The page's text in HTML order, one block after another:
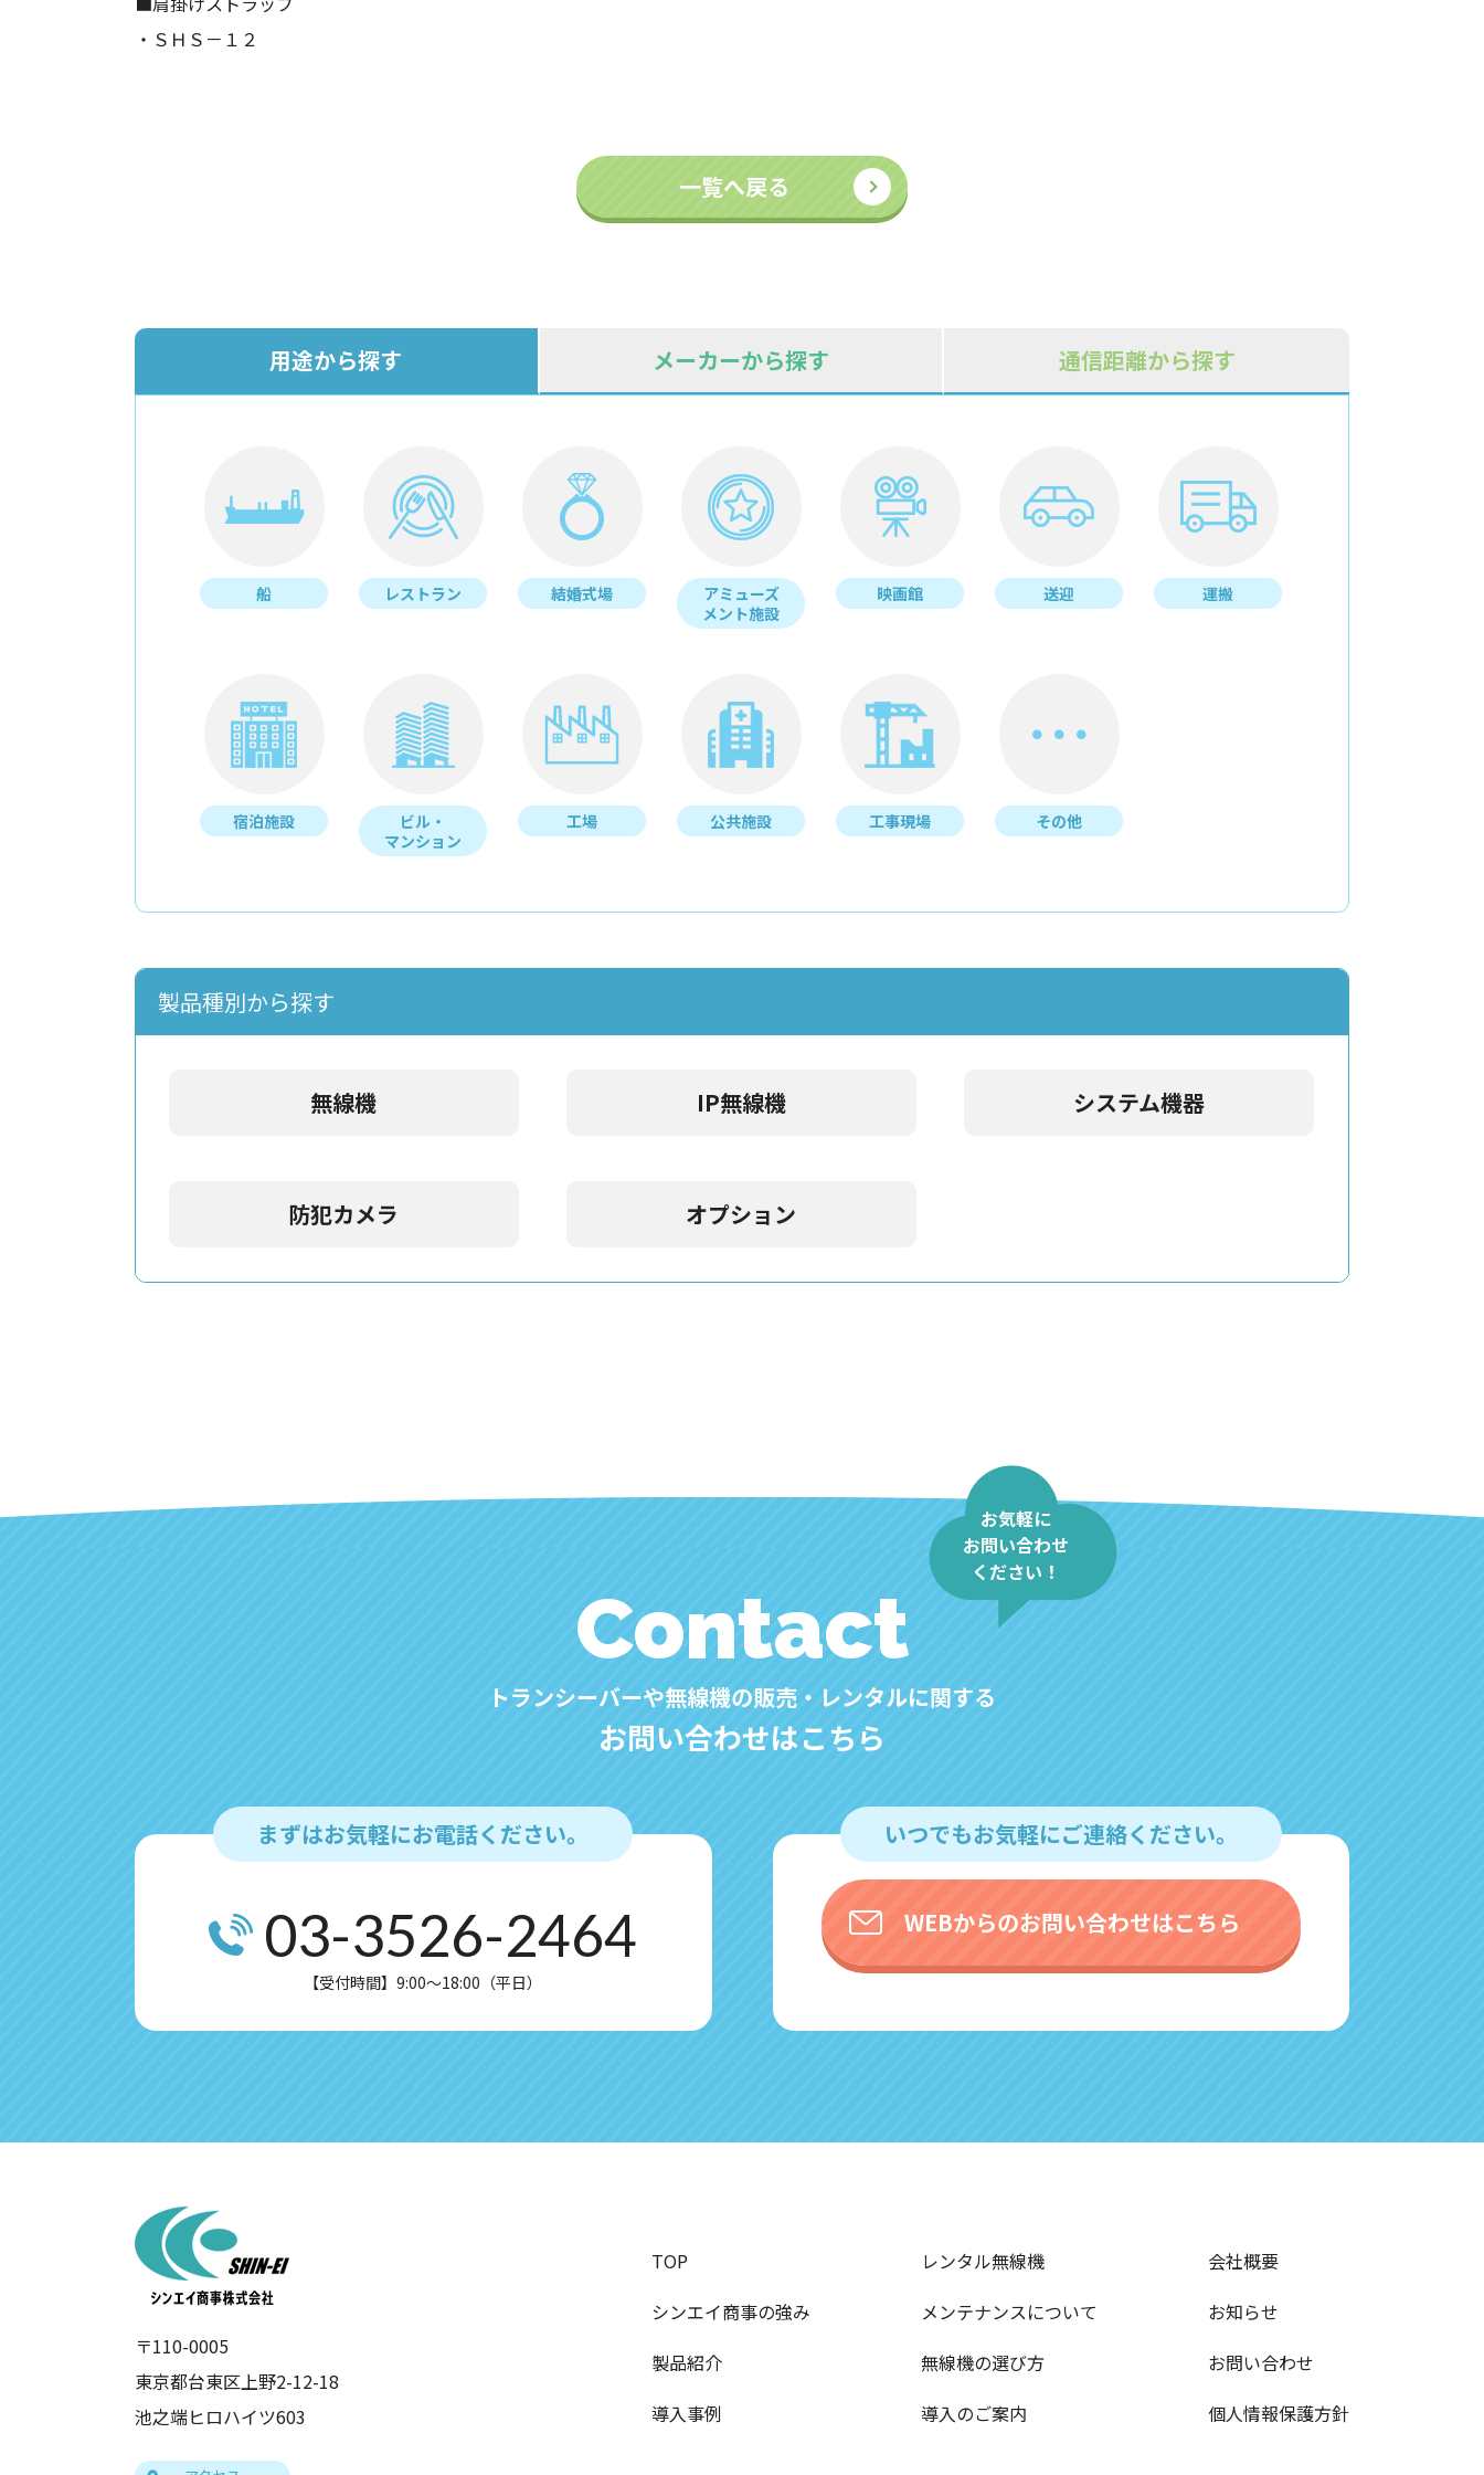
・ＳＨＳ－１２
一覧へ戻る
用途から探す メーカーから探す 通信距離から探す
船 レストラン 結婚式場
アミューズ
メント施設
映画館 送迎 運搬
宿泊施設
ビル・
マンション
工場 公共施設 工事現場 その他
製品種別から探す
無線機 IP無線機 システム機器
防犯カメラ オプション
Contact
トランシーバーや無線機の販売・レンタルに関する
お問い合わせはこちら
お気軽に
お問い合わせ
ください！
まずはお気軽にお電話ください。
03-3526-2464
【受付時間】9:00～18:00（平日）
いつでもお気軽にご連絡ください。
WEBからのお問い合わせはこちら
〒110-0005
東京都台東区上野2-12-18
池之端ヒロハイツ603
TOP
シンエイ商事の強み
製品紹介
導入事例
レンタル無線機
メンテナンスについて
無線機の選び方
導入のご案内
会社概要
お知らせ
お問い合わせ
個人情報保護方針